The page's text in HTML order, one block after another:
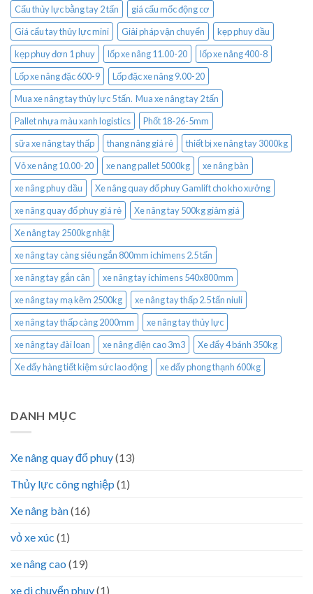
Cẩu thủy lực bằng tay 2 tấn
giá cẩu mốc động cơ
Giá cẩu tay thủy lực mini
Giải pháp vận chuyển
kẹp phuy dầu
kẹp phuy đơn 1 phuy
lốp xe nâng 11.00-20
lốp xe nâng 400-8
Lốp xe nâng đặc 600-9
Lốp đặc xe nâng 9.00-20
Mua xe nâng tay thủy lực 5 tấn. Mua xe nâng tay 2 tấn
Pallet nhựa màu xanh logistics
Phốt 18-26-5mm
sữa xe nâng tay thấp
thang nâng giá rẻ
thiết bị xe nâng tay 3000kg
Vỏ xe nâng 10.00-20
xe nang pallet 5000kg
xe nâng bàn
xe nâng phuy dầu
Xe nâng quay đổ phuy Gamlift cho kho xưởng
xe nâng quay đổ phuy giá rẻ
Xe nâng tay 500kg giảm giá
Xe nâng tay 2500kg nhật
xe nâng tay càng siêu ngắn 800mm ichimens 2.5 tấn
xe nâng tay gắn cân
xe nâng tay ichimens 540x800mm
xe nâng tay mạ kẽm 2500kg
xe nâng tay thấp 2.5 tấn niuli
xe nâng tay thấp càng 2000mm
xe nâng tay thủy lực
xe nâng tay đài loan
xe nâng điện cao 3m3
Xe đẩy 4 bánh 350kg
Xe đẩy hàng tiết kiệm sức lao động
xe đẩy phong thạnh 600kg
DANH MỤC
Xe nâng quay đổ phuy(13)
Thủy lực công nghiệp (1)
Xe nâng bàn(16)
vỏ xe xúc (1)
xe nâng cao (19)
xe di chuyển phuy(1)